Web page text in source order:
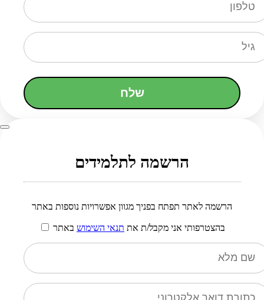
שלח
הרשמה לתלמידים
הרשמה לאתר תפתח בפניך מגוון אפשרויות נוספות באתר
בהצטרפותי אני מקבל/ת את תנאי השימוש באתר